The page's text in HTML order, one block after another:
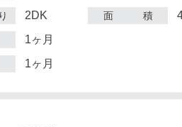
2DK 面 積
1ヶ月
1ヶ月